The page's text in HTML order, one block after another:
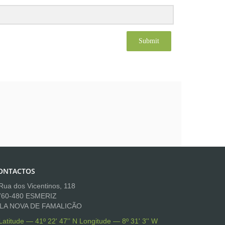
Submit
dos Vicentinos, 118
480 ESMERIZ
NOVA DE FAMALICÃO
— 41º 22' 47'’ N Longitude — 8º 31' 3'' W